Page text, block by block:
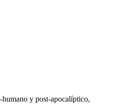
humano y post-apocalíptico,